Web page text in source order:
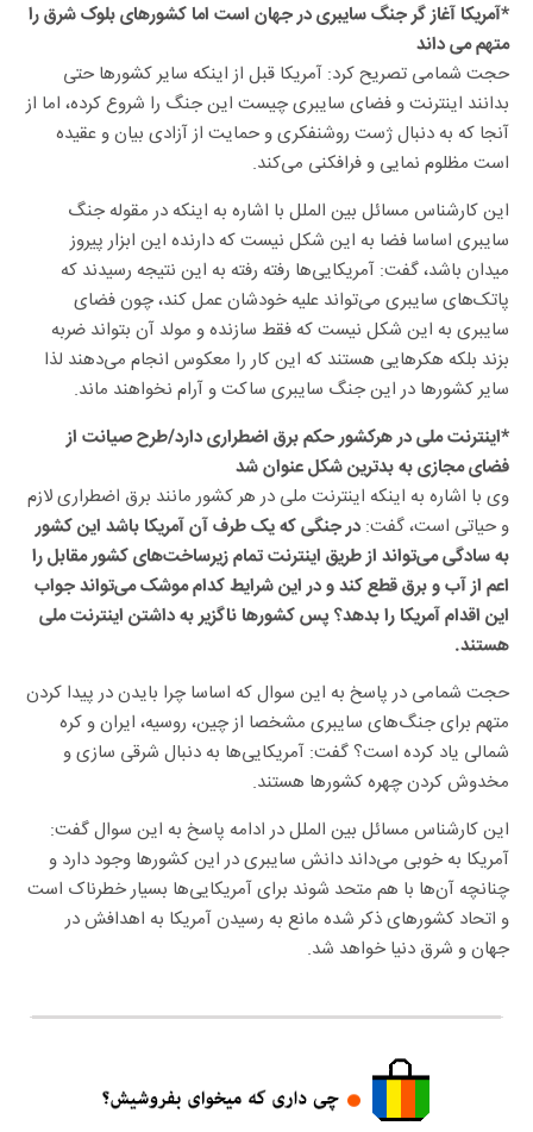
*آمریکا آغاز گر جنگ سایبری در جهان است اما کشورهای بلوک شرق را
متهم می داند
حجت شمامی تصریح کرد: آمریکا قبل از اینکه سایر کشور‌ها حتی
بدانند اینترنت و فضای سایبری چیست این جنگ را شروع کرده، اما از
آنجا که به دنبال ژست روشنفکری و حمایت از آزادی بیان و عقیده
است مظلوم نمایی و فرافکنی می‌کند.
این کارشناس مسائل بین الملل با اشاره به اینکه در مقوله جنگ
سایبری اساسا فضا به این شکل نیست که دارنده این ابزار پیروز
میدان باشد، گفت: آمریکایی‌ها رفته رفته به این نتیجه رسیدند که
پاتک‌های سایبری می‌تواند علیه خودشان عمل کند، چون فضای
سایبری به این شکل نیست که فقط سازنده و مولد آن بتواند ضربه
بزند بلکه هکر‌هایی هستند که این کار را معکوس انجام می‌دهند لذا
سایر کشور‌ها در این جنگ سایبری ساکت و آرام نخواهند ماند.
*اینترنت ملی در هرکشور حکم برق اضطراری دارد/طرح صیانت از
فضای مجازی به بدترین شکل عنوان شد
وی با اشاره به اینکه اینترنت ملی در هر کشور مانند برق اضطراری لازم
و حیاتی است، گفت: در جنگی که یک طرف آن آمریکا باشد این کشور
به سادگی می‌تواند از طریق اینترنت تمام زیرساخت‌های کشور مقابل را
اعم از آب و برق قطع کند و در این شرایط کدام موشک می‌تواند جواب
این اقدام آمریکا را بدهد؟ پس کشور‌ها ناگزیر به داشتن اینترنت ملی
هستند.
حجت شمامی در پاسخ به این سوال که اساسا چرا بایدن در پیدا کردن
متهم برای جنگ‌های سایبری مشخصا از چین، روسیه، ایران و کره
شمالی یاد کرده است؟ گفت: آمریکایی‌ها به دنبال شرقی سازی و
مخدوش کردن چهره کشور‌ها هستند.
این کارشناس مسائل بین الملل در ادامه پاسخ به این سوال گفت:
آمریکا به خوبی می‌داند دانش سایبری در این کشور‌ها وجود دارد و
چنانچه آن‌ها با هم متحد شوند برای آمریکایی‌ها بسیار خطرناک است
و اتحاد کشور‌های ذکر شده مانع به رسیدن آمریکا به اهدافش در
جهان و شرق دنیا خواهد شد.